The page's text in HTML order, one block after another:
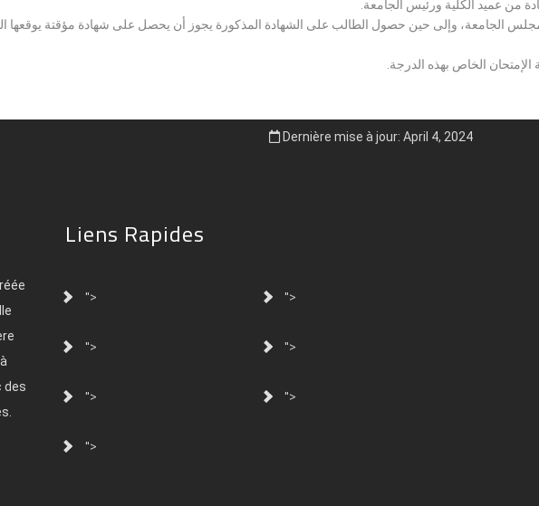
من عميد الكلية ورئيس الجامعة.
الجامعة، وإلى حين حصول الطالب على الشهادة المذكورة يجوز أن يحصل على شهادة مؤقتة يوقعها
الإمتحان الخاص بهذه الدرجة.
Dernière mise à jour: April 4, 2024
des
Liens Rapides
"> ">
"> ">
"> ">
">